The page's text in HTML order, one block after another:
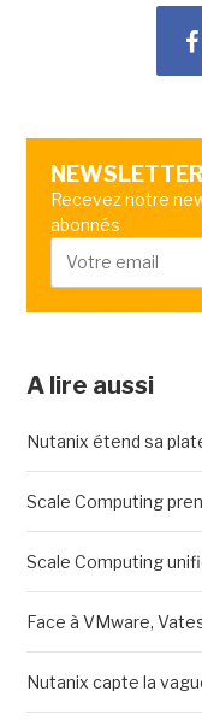
Recevez notre
abonnés
A lire aussi
Nutanix étend sa
Scale Computing
Scale Computing
Face à VMware,
Nutanix capte la